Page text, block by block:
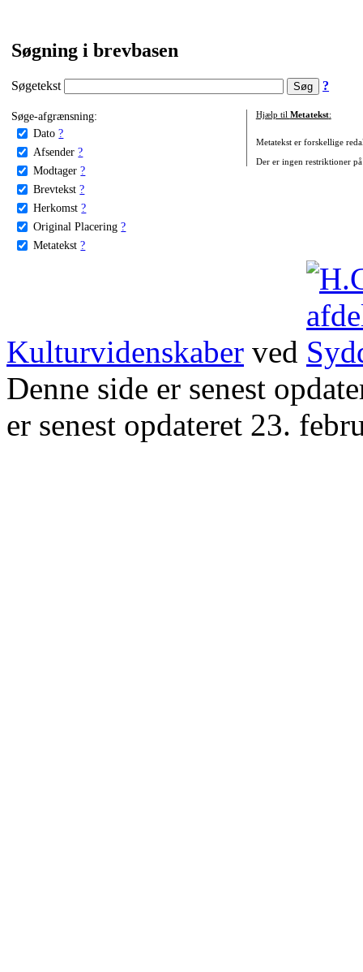
Søgning i brevbasen
Søgetekst ?
Søge-afgrænsning:
Dato ?
Afsender ?
Modtager ?
Brevtekst ?
Herkomst ?
Original Placering ?
Metatekst ?
Hjælp til Metatekst:
Metatekst er forskellige
Der er ingen restriktioner
Kulturvidenskaber ved
Denne side er senest
er senest opdateret 23.